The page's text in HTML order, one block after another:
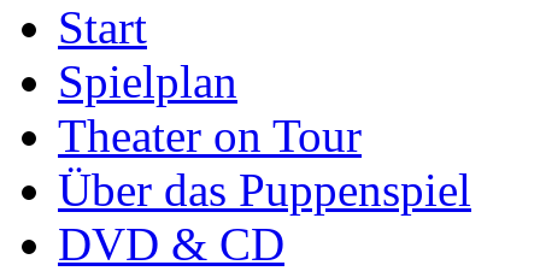
Start
Spielplan
Theater on Tour
Über das Puppenspiel
DVD & CD